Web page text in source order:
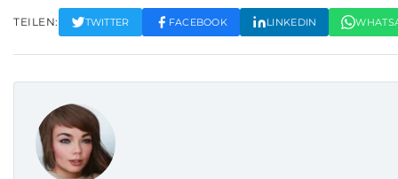
TEILEN: TWITTER FACEBOOK LINKEDIN